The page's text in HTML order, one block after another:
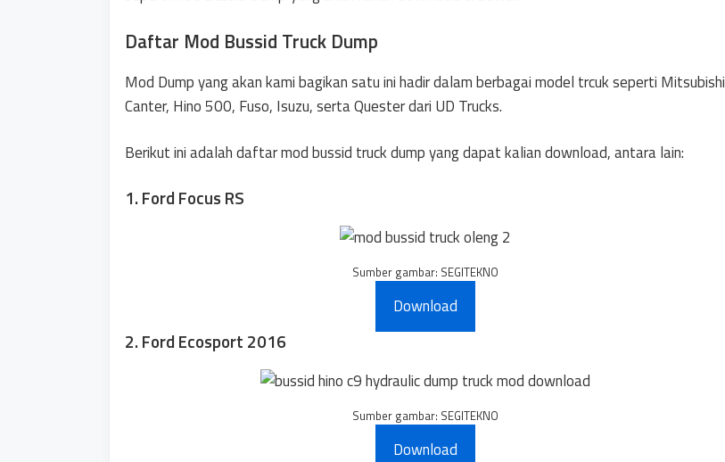
Daftar Mod Bussid Truck Dump
Mod Dump yang akan kami bagikan satu ini hadir dalam berbagai model trcuk seperti Mitsubishi
Canter, Hino 500, Fuso, Isuzu, serta Quester dari UD Trucks.
Berikut ini adalah daftar mod bussid truck dump yang dapat kalian download, antara lain:
1. Ford Focus RS
Sumber gambar: SEGITEKNO
Download
2. Ford Ecosport 2016
Sumber gambar: SEGITEKNO
Download